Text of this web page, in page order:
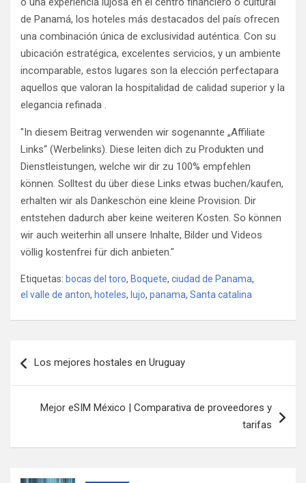
de Panamá, los hoteles más destacados del país ofrecen
una combinación única de exclusividad auténtica. Con su
ubicación estratégica, excelentes servicios, y un ambiente
incomparable, estos lugares son la elección perfectapara
aquellos que valoran la hospitalidad de calidad superior y la
elegancia refinada .
"In diesem Beitrag verwenden wir sogenannte „Affiliate
Links“ (Werbelinks). Diese leiten dich zu Produkten und
Dienstleistungen, welche wir dir zu 100% empfehlen
können. Solltest du über diese Links etwas buchen/kaufen,
erhalten wir als Dankeschön eine kleine Provision. Dir
entstehen dadurch aber keine weiteren Kosten. So können
wir auch weiterhin all unsere Inhalte, Bilder und Videos
völlig kostenfrei für dich anbieten."
Etiquetas: bocas del toro, Boquete, ciudad de Panama,
el valle de anton, hoteles, lujo, panama, Santa catalina
de
Los mejores hostales en Uruguay
Mejor eSIM México | Comparativa de proveedores y
tarifas